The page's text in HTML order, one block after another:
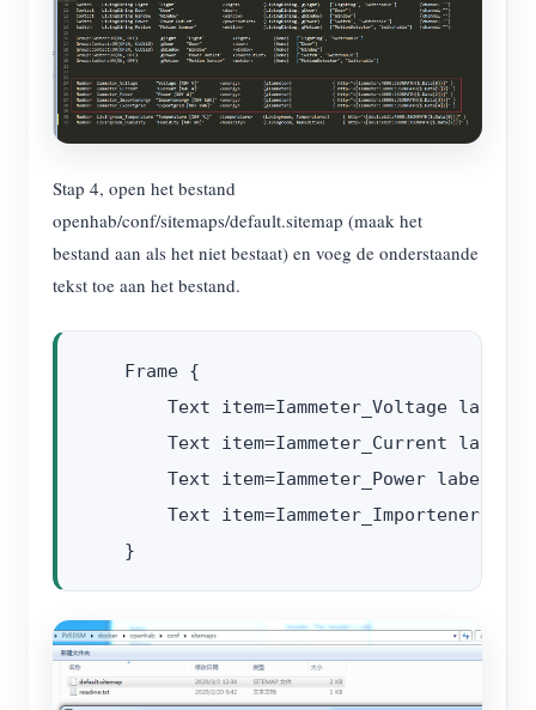
Stap 4, open het bestand
openhab/conf/sitemaps/default.sitemap (maak het
bestand aan als het niet bestaat) en voeg de onderstaande
tekst toe aan het bestand.
    Frame {
Text item=Iammeter_Voltage
Text item=Iammeter_Current
Text item=Iammeter_Power
Text item=Iammeter_Importenergy